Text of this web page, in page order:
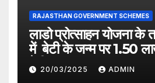
RAJASTHAN GOVERNMENT SCHEMES
लाडो प्रोत्साहन योजना के
में बेटी के जन्म पर 1.50
देगी सरकार
20/03/2025 ADMIN